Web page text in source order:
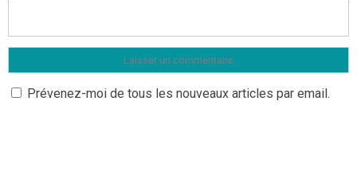
Prévenez-moi de tous les nouveaux articles par email.